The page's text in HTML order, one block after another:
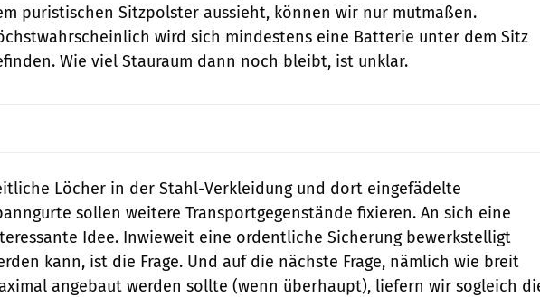
puristischen Sitzpolster aussieht, können wir nur mutmaßen.
wird sich mindestens eine Batterie unter dem Sitz
Wie viel Stauraum dann noch bleibt, ist unklar.
Löcher in der Stahl-Verkleidung und dort eingefädelte
sollen weitere Transportgegenstände fixieren. An sich eine
Idee. Inwieweit eine ordentliche Sicherung bewerkstelligt
kann, ist die Frage. Und auf die nächste Frage, nämlich wie breit
angebaut werden sollte (wenn überhaupt), liefern wir sogleich